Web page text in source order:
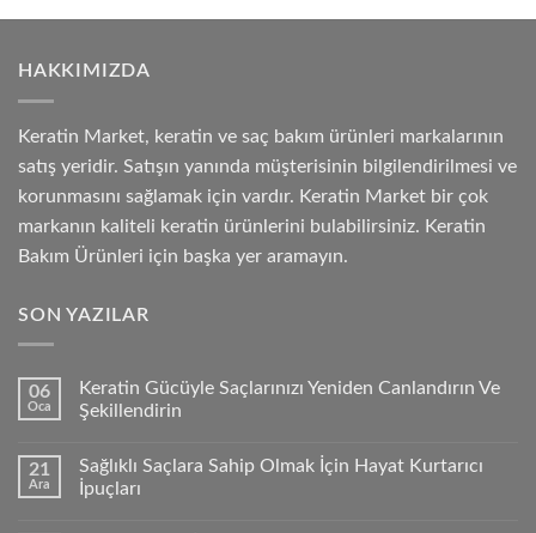
HAKKIMIZDA
Keratin Market, keratin ve saç bakım ürünleri markalarının
satış yeridir. Satışın yanında müşterisinin bilgilendirilmesi ve
korunmasını sağlamak için vardır. Keratin Market bir çok
markanın kaliteli keratin ürünlerini bulabilirsiniz. Keratin
Bakım Ürünleri için başka yer aramayın.
SON YAZILAR
06
Oca
Keratin Gücüyle Saçlarınızı Yeniden Canlandırın Ve
Şekillendirin
21
Ara
Sağlıklı Saçlara Sahip Olmak İçin Hayat Kurtarıcı
İpuçları